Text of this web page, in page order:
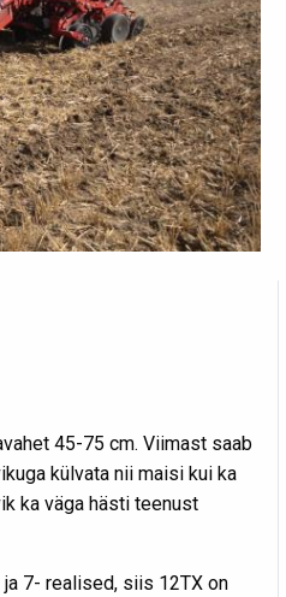
45-75 cm. Viimast saab
külvata nii maisi kui ka
ka väga hästi teenust
7- realised, siis 12TX on